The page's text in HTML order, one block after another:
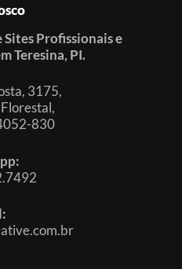
Profissionais e
Teresina, PI.
3175,
830